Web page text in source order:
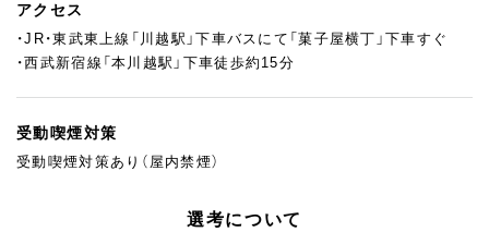
アクセス
・JR・東武東上線「川越駅」下車バスにて「菓子屋横丁」下車すぐ
・西武新宿線「本川越駅」下車徒歩約15分
受動喫煙対策
受動喫煙対策あり（屋内禁煙）
選考について